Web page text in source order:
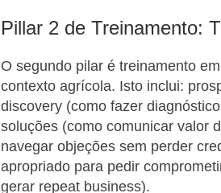
Pillar 2 de Treinamento:
O segundo pilar é treinamento
contexto agrícola. Isto inclui:
discovery (como fazer
soluções (como comunicar valor
navegar objeções sem perder
apropriado para pedir
gerar repeat business).